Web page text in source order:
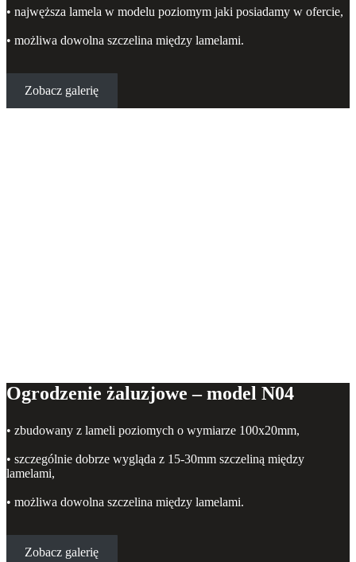
• najwęższa lamela w modelu poziomym jaki posiadamy w ofercie,
• możliwa dowolna szczelina między lamelami.
Zobacz galerię
Ogrodzenie żaluzjowe – model N04
• zbudowany z lameli poziomych o wymiarze 100x20mm,
• szczególnie dobrze wygląda z 15-30mm szczeliną między
lamelami,
• możliwa dowolna szczelina między lamelami.
Zobacz galerię